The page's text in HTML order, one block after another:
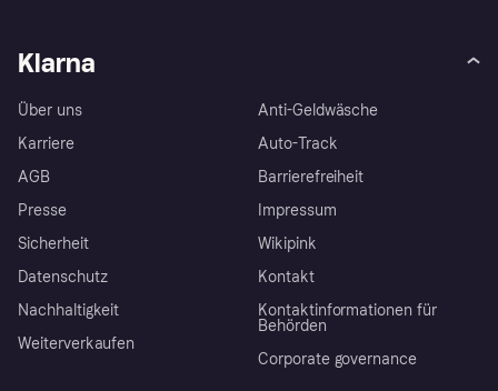
Klarna
Über uns
Karriere
AGB
Presse
Sicherheit
Datenschutz
Nachhaltigkeit
Weiterverkaufen
Anti-Geldwäsche
Auto-Track
Barrierefreiheit
Impressum
Wikipink
Kontakt
Kontaktinformationen für
Behörden
Corporate governance